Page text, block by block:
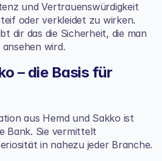
und Vertrauenswürdigkeit
oder verkleidet zu wirken.
dir das die Sicherheit, die man
wird.
– die Basis für
aus Hemd und Sakko ist
Bank. Sie vermittelt
in nahezu jeder Branche.